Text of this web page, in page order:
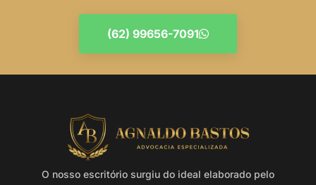
(62) 99656-7091
O nosso escritório surgiu do ideal elaborado pelo